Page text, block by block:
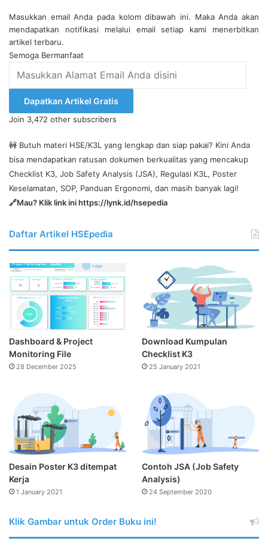
Masukkan email Anda pada kolom dibawah ini. Maka Anda akan
mendapatkan notifikasi melalui email setiap kami menerbitkan
artikel terbaru.
Semoga Bermanfaat
Alamat
Anda
disini
Dapatkan Artikel Gratis
Join 3,472 other subscribers
🚧 Butuh materi HSE/K3L yang lengkap dan siap pakai? Kini Anda
bisa mendapatkan ratusan dokumen berkualitas yang mencakup
Checklist K3, Job Safety Analysis (JSA), Regulasi K3L, Poster
Keselamatan, SOP, Panduan Ergonomi, dan masih banyak lagi!
🔗Mau? Klik link inihttps://lynk.id/hsepedia
Daftar Artikel HSEpedia
Dashboard & Project
Monitoring File
28 December 2025
Download Kumpulan
Checklist K3
25 January 2021
Desain Poster K3 ditempat
Kerja
1 January 2021
Contoh JSA (Job Safety
Analysis)
24 September 2020
Klik Gambar untuk Order Buku ini!